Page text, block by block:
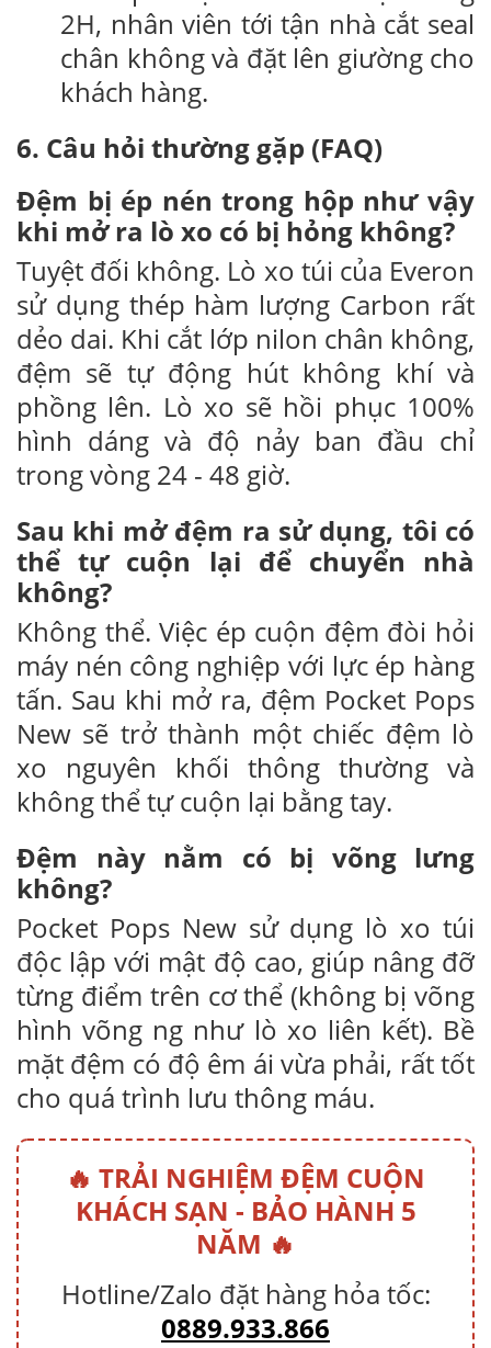
2H, nhân viên tới tận nhà cắt seal
chân không và đặt lên giường cho
khách hàng.
6. Câu hỏi thường gặp (FAQ)
Đệm bị ép nén trong hộp như vậy
khi mở ra lò xo có bị hỏng không?
Tuyệt đối không. Lò xo túi của Everon
sử dụng thép hàm lượng Carbon rất
dẻo dai. Khi cắt lớp nilon chân không,
đệm sẽ tự động hút không khí và
phồng lên. Lò xo sẽ hồi phục 100%
hình dáng và độ nảy ban đầu chỉ
trong vòng 24 - 48 giờ.
Sau khi mở đệm ra sử dụng, tôi có
thể tự cuộn lại để chuyển nhà
không?
Không thể. Việc ép cuộn đệm đòi hỏi
máy nén công nghiệp với lực ép hàng
tấn. Sau khi mở ra, đệm Pocket Pops
New sẽ trở thành một chiếc đệm lò
xo nguyên khối thông thường và
không thể tự cuộn lại bằng tay.
Đệm này nằm có bị võng lưng
không?
Pocket Pops New sử dụng lò xo túi
độc lập với mật độ cao, giúp nâng đỡ
từng điểm trên cơ thể (không bị võng
hình võng ng như lò xo liên kết). Bề
mặt đệm có độ êm ái vừa phải, rất tốt
cho quá trình lưu thông máu.
🔥 TRẢI NGHIỆM ĐỆM CUỘN
KHÁCH SẠN - BẢO HÀNH 5
NĂM 🔥
Hotline/Zalo đặt hàng hỏa tốc:
0889.933.866